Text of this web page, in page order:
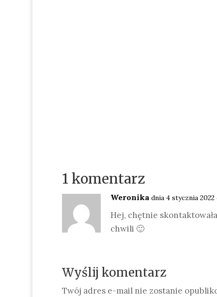
1 komentarz
Weronika dnia 4 stycznia 2022
Hej, chętnie
chwili 🙂
Wyślij komentarz
Twój adres e-mail nie zostanie